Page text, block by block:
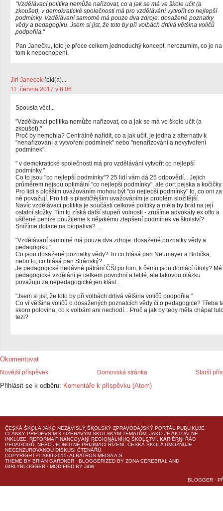
"Vzdělávací politika nemůže nařizovat, co a jak se má ve škole učit (a
zkoušet), v demokratické společnosti má pro vzdělávání vytvořit co nejlepší
podmínky. Vzdělávaní samotné má pouze dva zdroje: dosažené poznatky
vědy a pedagogiku. Jsem si jist, že toto by při volbách drtivá většina voličů
podpořila."
Pan Janečku, toto je přece celkem jednoduchý koncept, nerozumím, co je na
tom k nepochopení.
Jiri Janecek řekl(a)...
11. června 2017 v 8:06
Spousta věcí...
"Vzdělávací politika nemůže nařizovat, co a jak se má ve škole učit (a
zkoušet),"
Proč by nemohla? Centrálně nařídit, co a jak učit, je jedna z alternativ k
"nenařizování a vytvoření podmínek" nebo "nenařizování a nevytvoření
podmínek".
" v demokratické společnosti má pro vzdělávání vytvořit co nejlepší
podmínky."
Co to jsou "co nejlepší podmínky"? 25 lidí vám dá 25 odpovědí... Jejich
průměrem nejsou optimální "co nejlepší podmínky", ale dort pejska a kočičky.
Pro lidi s plošším uvažováním mohou být "co nejlepší podmínky" to, co oni za
ně považují. Pro lidi s plastičtějším uvažováním je problém složitější.
Navíc vzdělávací politika je součástí celkové politiky a měla by brát na její
ostatní složky. Tím to získá další stupeň volnosti - zrušíme advokáty ex offo a
uštřené peníze použijeme k nějakému zlepšení podmínek ve školství?
Snížíme dotace na biopaliva? ...
"Vzdělávaní samotné má pouze dva zdroje: dosažené poznatky vědy a
pedagogiku."
Co jsou dosažené poznatky vědy? To co hlásá pan Neumayer a Brdička,
nebo to, co hlásá pan Stránský?
Je pedagogické nedávné pátrání ČŠI po tom, k čemu jsou domácí úkoly? Mé
pedagogické vzdělání je celkem povrchní a letité, ale takovou otázku
považuju za nepedagogické jen klást...
"Jsem si jist, že toto by při volbách drtivá většina voličů podpořila."
Co ví většina voličů o dosažených poznatcích vědy či o pedagogice? Třeba
skoro polovina, co k volbám ani nechodí... Proč a jak by tedy měla chápat
tezi?
Okomentovat
Novější příspěvek Starší
Domovská stránka
Přihlásit se k odběru: Komentáře k příspěvku (Atom)
ČESKÁ ŠKOLA JAKO NEZÁVISLÝ ŠKOLSKÝ ZPRAVODAJSKÝ PORTÁL PUBLIKUJE
ČLÁNKY PŘEDEVŠÍM K OŽEHAVÝM ŠKOLSKÝM TÉMATŮM, JAKO JE AKTUÁLNĚ
INKLUZE, REFORMA FINANCOVÁNÍ REGIONÁLNÍHO ŠKOLSTVÍ, KARIÉRNÍ ŘÁD
PEDAGOGŮ, NEBO JEDNOTNÉ PŘIJÍMACÍ ŘÍZENÍ. ČESKÁ ŠKOLA UMOŽŇUJE
NECENZUROVANOU DISKUSI ČTENÁŘŮ.
COPYRIGHT © 2000-2015· ALBATROS MEDIA A.S.
THEME BY BRIAN GARDNER · BLOGGERIZED BY ZONA CEREBRAL AND
GIRLYBLOGGER · MODIFIED BY J4W
BLOGGER ·